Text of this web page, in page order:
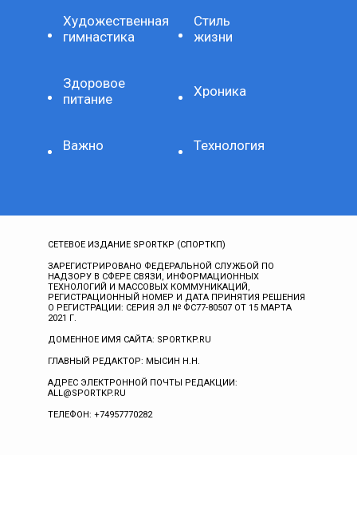
Художественная
гимнастика
Стиль
жизни
Здоровое
питание
Хроника
Важно Технология
СЕТЕВОЕ ИЗДАНИЕ SPORTKP (СПОРТКП)
ЗАРЕГИСТРИРОВАНО ФЕДЕРАЛЬНОЙ СЛУЖБОЙ ПО
НАДЗОРУ В СФЕРЕ СВЯЗИ, ИНФОРМАЦИОННЫХ
ТЕХНОЛОГИЙ И МАССОВЫХ КОММУНИКАЦИЙ,
РЕГИСТРАЦИОННЫЙ НОМЕР И ДАТА ПРИНЯТИЯ РЕШЕНИЯ
О РЕГИСТРАЦИИ: СЕРИЯ ЭЛ № ФС77-80507 ОТ 15 МАРТА
2021 Г.
ДОМЕННОЕ ИМЯ САЙТА: SPORTKP.RU
ГЛАВНЫЙ РЕДАКТОР: МЫСИН Н.Н.
АДРЕС ЭЛЕКТРОННОЙ ПОЧТЫ РЕДАКЦИИ:
ALL@SPORTKP.RU
ТЕЛЕФОН: +74957770282